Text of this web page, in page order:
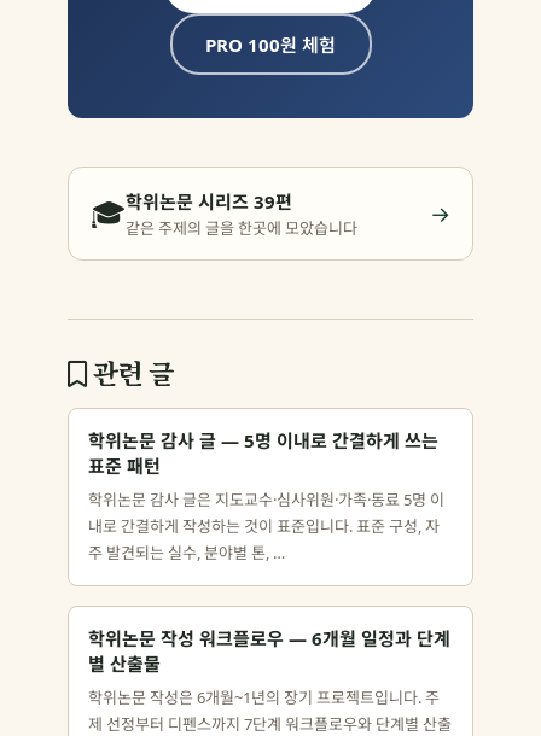
PRO 100원 체험
🎓학위논문 시리즈 39편
같은 주제의 글을 한곳에 모았습니다 →
관련 글
학위논문 감사 글 — 5명 이내로 간결하게 쓰는
표준 패턴
학위논문 감사 글은 지도교수·심사위원·가족·동료 5명 이
내로 간결하게 작성하는 것이 표준입니다. 표준 구성, 자
주 발견되는 실수, 분야별 톤, …
학위논문 작성 워크플로우 — 6개월 일정과 단계
별 산출물
학위논문 작성은 6개월~1년의 장기 프로젝트입니다. 주
제 선정부터 디펜스까지 7단계 워크플로우와 단계별 산출